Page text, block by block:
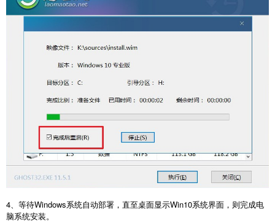
4、等待Windows系统自动部署，直至桌面显示Win10系统界面，则完成电
脑系统安装。